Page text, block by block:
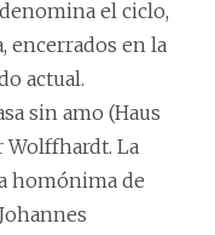
el ciclo,
encerrados en la
actual.
sin amo (Haus
Wolffhardt. La
homónima de